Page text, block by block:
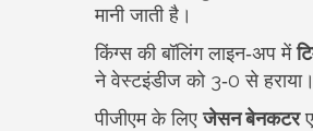
मानी जाती है।
किंग्स की बॉलिंग लाइन‑अप में
ने वेस्टइंडीज को 3‑0 से
पीजीएम के लिएजेसन बेनकटर